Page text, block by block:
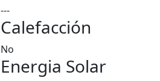
---
Calefacción
No
Energia Solar